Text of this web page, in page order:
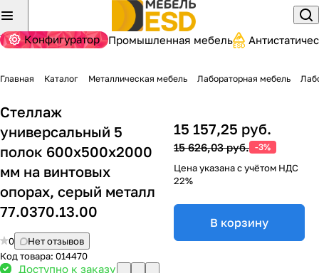
Конфигуратор Промышленная мебель
Главная Каталог Металлическая мебель Лабораторная мебель
Стеллаж
универсальный 5
полок 600х500х2000
мм на винтовых
опорах, серый металл
77.0370.13.00
0
Нет отзывов
Код товара: 014470
Доступно к заказу
15 157,25 руб.
15 626,03 руб. -3%
Цена указана с учётом НДС
22%
В корзину